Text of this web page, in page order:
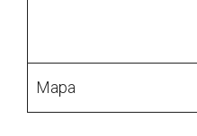
Mapa